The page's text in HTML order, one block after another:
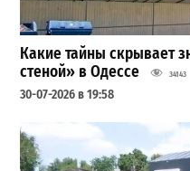
Какие тайны скрывает
стеной» в Одессе
34143
30-07-2026 в 19:58